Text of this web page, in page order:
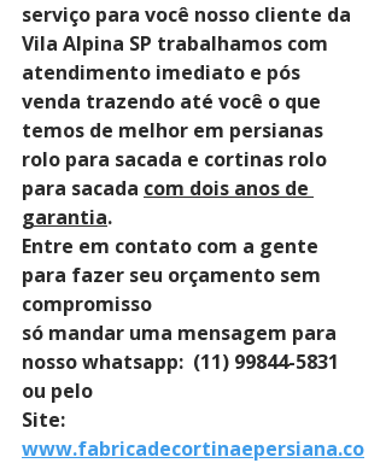
serviço para você nosso cliente da
Vila Alpina SP trabalhamos com
atendimento imediato e pós
venda trazendo até você o que
temos de melhor em persianas
rolo para sacada e cortinas rolo
para sacada com dois anos de
garantia.
Entre em contato com a gente
para fazer seu orçamento sem
compromisso
só mandar uma mensagem para
nosso whatsapp:  (11) 99844-5831
ou pelo
Site:
www.fabricadecortinaepersiana.co